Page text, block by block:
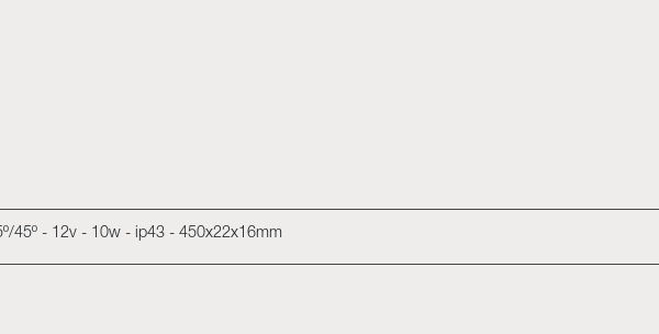
45º - 12v - 10w - ip43 - 450x22x16mm